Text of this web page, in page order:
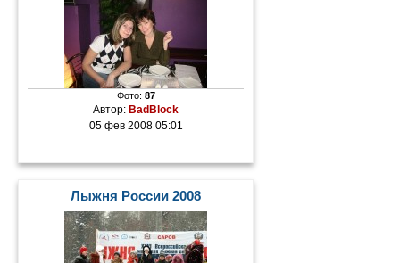
Фото: 87
Автор:BadBlock
05 фев 2008 05:01
Лыжня России 2008